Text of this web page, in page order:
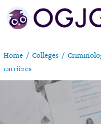
Home Colleges
carrières